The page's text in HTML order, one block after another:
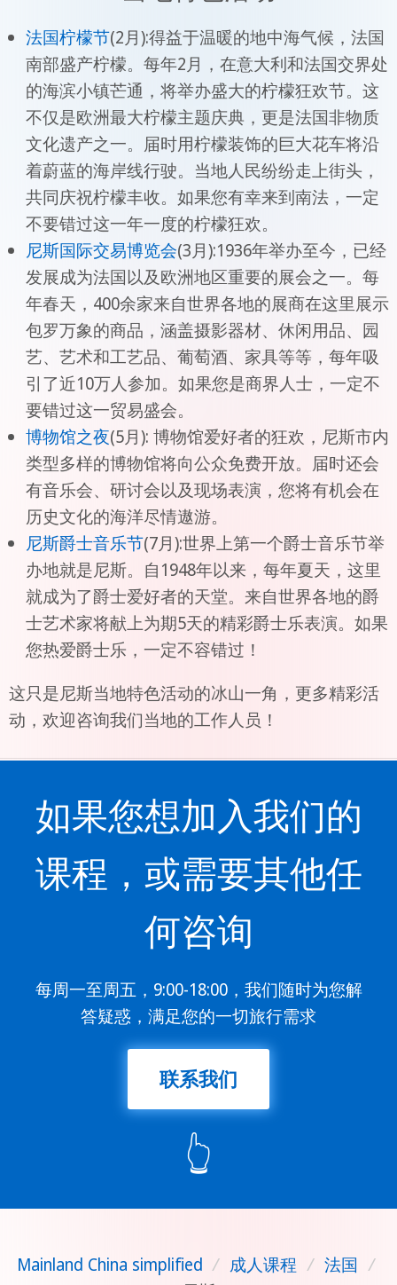
法国柠檬节(2月):得益于温暖的地中海气候，法国
南部盛产柠檬。每年2月，在意大利和法国交界处
的海滨小镇芒通，将举办盛大的柠檬狂欢节。这
不仅是欧洲最大柠檬主题庆典，更是法国非物质
文化遗产之一。届时用柠檬装饰的巨大花车将沿
着蔚蓝的海岸线行驶。当地人民纷纷走上街头，
共同庆祝柠檬丰收。如果您有幸来到南法，一定
不要错过这一年一度的柠檬狂欢。
尼斯国际交易博览会(3月):1936年举办至今，已经
发展成为法国以及欧洲地区重要的展会之一。每
年春天，400余家来自世界各地的展商在这里展示
包罗万象的商品，涵盖摄影器材、休闲用品、园
艺、艺术和工艺品、葡萄酒、家具等等，每年吸
引了近10万人参加。如果您是商界人士，一定不
要错过这一贸易盛会。
博物馆之夜(5月): 博物馆爱好者的狂欢，尼斯市内
类型多样的博物馆将向公众免费开放。届时还会
有音乐会、研讨会以及现场表演，您将有机会在
历史文化的海洋尽情遨游。
尼斯爵士音乐节(7月):世界上第一个爵士音乐节举
办地就是尼斯。自1948年以来，每年夏天，这里
就成为了爵士爱好者的天堂。来自世界各地的爵
士艺术家将献上为期5天的精彩爵士乐表演。如果
您热爱爵士乐，一定不容错过！
这只是尼斯当地特色活动的冰山一角，更多精彩活
动，欢迎咨询我们当地的工作人员！
如果您想加入我们的
课程，或需要其他任
何咨询
每周一至周五，9:00-18:00，我们随时为您解
答疑惑，满足您的一切旅行需求
联系我们
👆
Mainland China simplified / 成人课程 / 法国 /